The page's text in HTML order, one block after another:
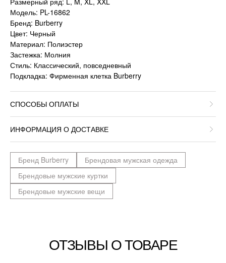
Модель: PL-16862
Бренд: Burberry
Цвет: Черный
Материал: Полиэстер
Застежка: Молния
Стиль: Классический, повседневный
Подкладка: Фирменная клетка Burberry
СПОСОБЫ ОПЛАТЫ
ИНФОРМАЦИЯ О ДОСТАВКЕ
Бренд Burberry
Брендовая мужская одежда
Брендовые мужские куртки
Брендовые мужские вещи
ОТЗЫВЫ О ТОВАРЕ